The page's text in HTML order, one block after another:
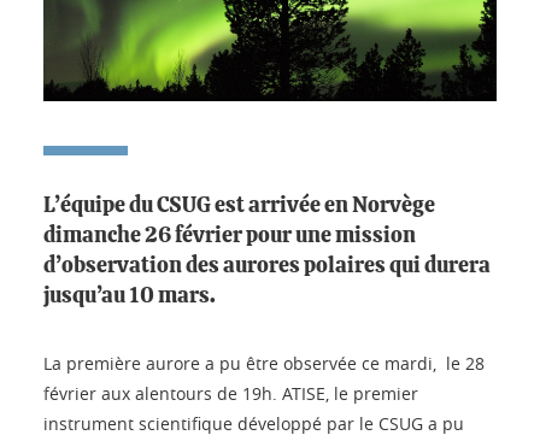
L’équipe du CSUG est arrivée en Norvège
dimanche 26 février pour une mission
d’observation des aurores polaires qui durera
jusqu’au 10 mars.
La première aurore a pu être observée ce mardi, le 28
février aux alentours de 19h. ATISE, le premier
instrument scientifique développé par le CSUG a pu